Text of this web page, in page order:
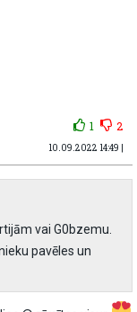
1 2
10.09.2022 14:49 |
vai G0bzemu.
pavēles un